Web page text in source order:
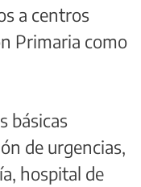
a centros
Primaria como
básicas
de urgencias,
hospital de